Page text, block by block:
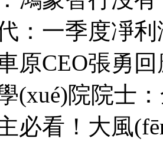
：一季度凈利
原CEO張勇
(xué)院院士
必看！大風